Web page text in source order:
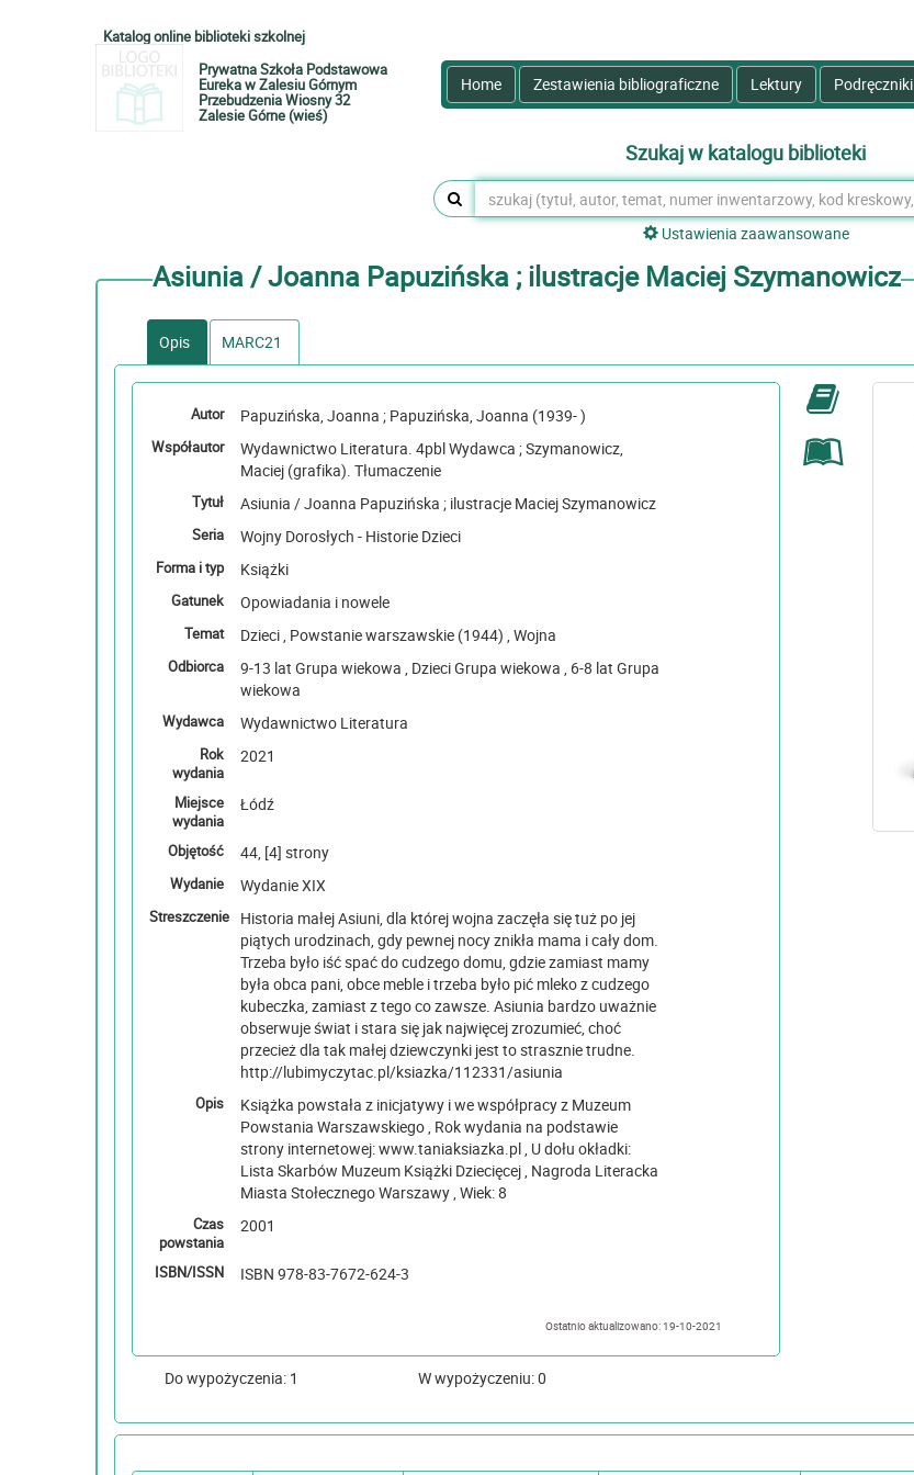
Katalog online biblioteki szkolnej
Prywatna Szkoła Podstawowa
Eureka w Zalesiu Górnym
Przebudzenia Wiosny 32
Zalesie Górne (wieś)
Home Zestawienia bibliograficzne Lektury Podręczniki
Szukaj w katalogu biblioteki
Ustawienia zaawansowane
Asiunia / Joanna Papuzińska ; ilustracje Maciej Szymanowicz
Opis MARC21
Autor Papuzińska, Joanna ; Papuzińska, Joanna (1939- )
Współautor
Wydawnictwo Literatura. 4pbl Wydawca ; Szymanowicz,
Maciej (grafika). Tłumaczenie
Tytuł Asiunia / Joanna Papuzińska ; ilustracje Maciej Szymanowicz
Seria Wojny Dorosłych - Historie Dzieci
Forma i typ Książki
Gatunek Opowiadania i nowele
Temat Dzieci , Powstanie warszawskie (1944) , Wojna
Odbiorca
9-13 lat Grupa wiekowa , Dzieci Grupa wiekowa , 6-8 lat Grupa
wiekowa
Wydawca Wydawnictwo Literatura
Rok
wydania
2021
Miejsce
wydania
Łódź
Objętość 44, [4] strony
Wydanie Wydanie XIX
Streszczenie
Historia małej Asiuni, dla której wojna zaczęła się tuż po jej
piątych urodzinach, gdy pewnej nocy znikła mama i cały dom.
Trzeba było iść spać do cudzego domu, gdzie zamiast mamy
była obca pani, obce meble i trzeba było pić mleko z cudzego
kubeczka, zamiast z tego co zawsze. Asiunia bardzo uważnie
obserwuje świat i stara się jak najwięcej zrozumieć, choć
przecież dla tak małej dziewczynki jest to strasznie trudne.
http://lubimyczytac.pl/ksiazka/112331/asiunia
Opis
Książka powstała z inicjatywy i we współpracy z Muzeum
Powstania Warszawskiego , Rok wydania na podstawie
strony internetowej: www.taniaksiazka.pl , U dołu okładki:
Lista Skarbów Muzeum Książki Dziecięcej , Nagroda Literacka
Miasta Stołecznego Warszawy , Wiek: 8
Czas
powstania
2001
ISBN/ISSN ISBN 978-83-7672-624-3
Ostatnio aktualizowano: 19-10-2021
Do wypożyczenia: 1 W wypożyczeniu: 0